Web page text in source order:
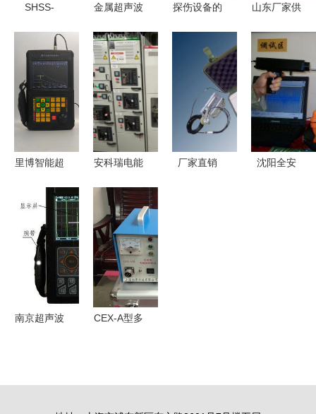
SHSS-
探伤仪——
工业无损检
测的智能之
选
金属超声波
损检测的核
心利器
探伤设备的
与技术创新
——探访射
阳县华通探
伤设备探伤
仪的技术优
势
山东厂家供
波探伤
仪,jut500b
数字超声波
探伤仪厂家
领先品牌彩
里博智能超
精准无损检
测的未来领
导者
安科瑞电能
测与防孤岛
保护装置在
特斯拉工厂
分布式光伏
项目中的应
用与探伤仪
厂家直销
沈阳全安
南京超声波
CEX-A型多